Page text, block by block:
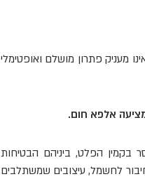
מעניק פתרון מושלם ואופטימלי
אלפא חום.
הפלט, ביניהם הבטיחות
לחשמל, עיצובים שמשתלבים